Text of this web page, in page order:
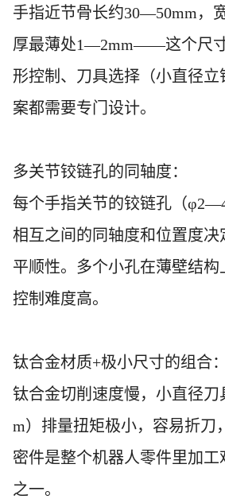
手指近节骨长约30—50mm，
厚最薄处1—2mm——这个尺
形控制、刀具选择（小直径立
案都需要专门设计。
多关节铰链孔的同轴度：
每个手指关节的铰链孔（
相互之间的同轴度和位置度决
平顺性。多个小孔在薄壁结构
控制难度高。
钛合金材质+极小尺寸的组合：
钛合金切削速度慢，小直径刀
m）排量扭矩极小，容易折刀
密件是整个机器人零件里加工
之一。